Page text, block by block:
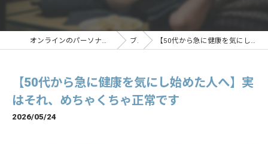
オンラインのパーソナルトレーニングならボディメイクSHIFLA ブログ 【50代から急に健康を気にし始めた人へ】実はそれ、めちゃくちゃ正常です
【50代から急に健康を気にし始めた人へ】実
はそれ、めちゃくちゃ正常です
2026/05/24